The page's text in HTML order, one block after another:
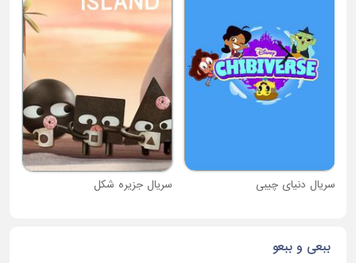
سریال دنیای چیبی سریال جزیره شکل
ببعی و ببعو